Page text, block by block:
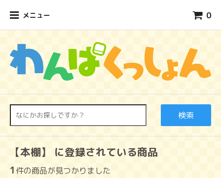
メニュー 0
検索
【本棚】 に登録されている商品
1 件の商品が見つかりました